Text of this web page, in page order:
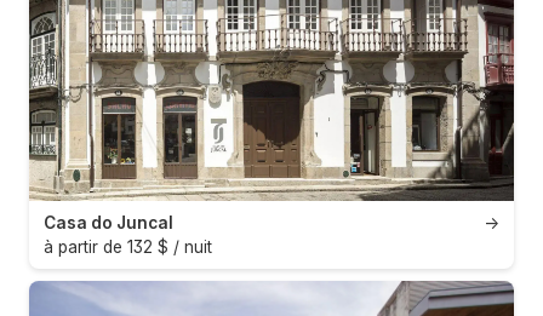
→
Casa do Juncal
à partir de 132 $ / nuit